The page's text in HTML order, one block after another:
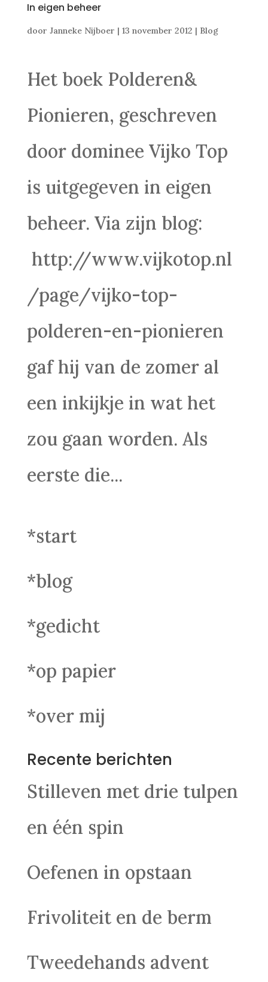
In eigen beheer
door Janneke Nijboer | 13 november 2012 | Blog
Het boek Polderen&
Pionieren, geschreven
door dominee Vijko Top
is uitgegeven in eigen
beheer. Via zijn blog:
http://www.vijkotop.nl
/page/vijko-top-
polderen-en-pionieren
gaf hij van de zomer al
een inkijkje in wat het
zou gaan worden. Als
eerste die...
*start
*blog
*gedicht
*op papier
*over mij
Recente berichten
Stilleven met drie tulpen
en één spin
Oefenen in opstaan
Frivoliteit en de berm
Tweedehands advent